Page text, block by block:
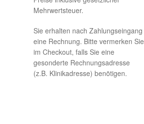
Mehrwertsteuer.
Sie erhalten nach Zahlungseingang
eine Rechnung. Bitte vermerken Sie
im Checkout, falls Sie eine
gesonderte Rechnungsadresse
(z.B. Klinikadresse) benötigen.